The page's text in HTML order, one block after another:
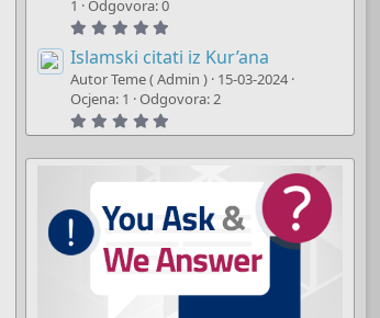
s
)
1
Odgovora: 0
0
0
s
t
(
s
Islamski citati iz Kur’ana
Autor Teme ( Admin ) 15-03-2024
Ocjena: 1
Odgovora: 2
.
0
a
r
s
)